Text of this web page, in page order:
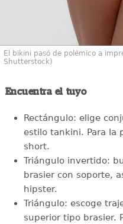
El bikini pasó de polémico a
Shutterstock)
Encuentra el tuyo
Rectángulo: elige
estilo tankini. Para la
short.
Triángulo invertido:
brasier con soporte,
hipster.
Triángulo: escoge
superior tipo brasier.